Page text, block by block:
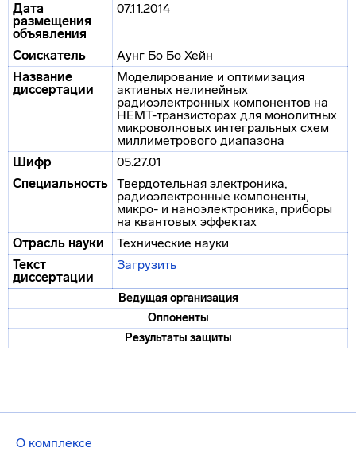
О комплексе
Дата
размещения
объявления
07.11.2014
Соискатель
Аунг Бо Бо Хейн
Название
диссертации
Моделирование и оптимизация
активных нелинейных
радиоэлектронных компонентов на
HEMT-транзисторах для монолитных
микроволновых интегральных схем
миллиметрового диапазона
Шифр
05.27.01
Специальность Твердотельная электроника,
радиоэлектронные компоненты,
микро- и наноэлектроника, приборы
на квантовых эффектах
Отрасль науки
Технические науки
Текст
диссертации
Загрузить
Ведущая организация
Оппоненты
Результаты защиты